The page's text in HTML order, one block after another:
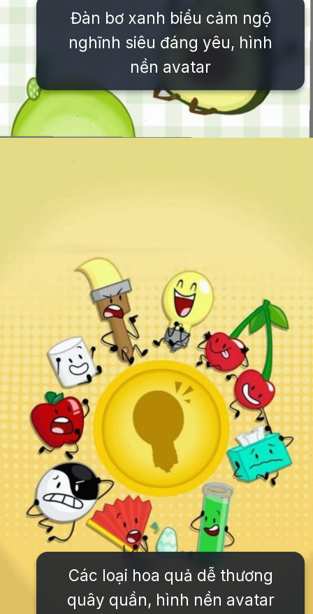
Đàn bơ xanh biểu cảm ngộ
nghĩnh siêu đáng yêu, hình
nền avatar
Các loại hoa quả dễ thương
quây quần, hình nền avatar